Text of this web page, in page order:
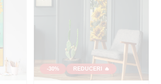
-30% REDUCERI 🔥